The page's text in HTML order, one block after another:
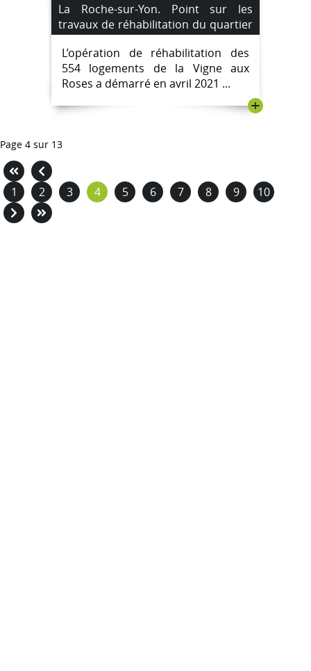
La Roche-sur-Yon. Point sur les
travaux de réhabilitation du quartier
de la Vigne aux Roses.
L’opération de réhabilitation des
554 logements de la Vigne aux
Roses a démarré en avril 2021 ...
+
Page 4 sur 13
1 2 3 4 5 6 7 8 9 10